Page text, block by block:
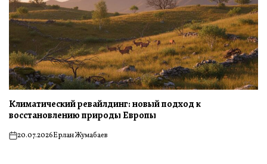
Климатический ревайлдинг: новый подход к
восстановлению природы Европы
on20.07.2026Ерлан Жумабаев